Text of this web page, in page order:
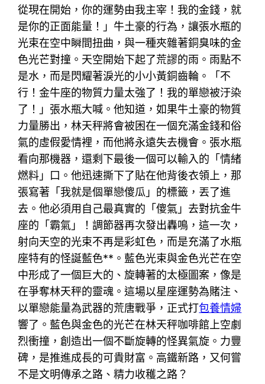
從現在開始，你的運勢由我主宰！我的金錢，就
是你的正面能量！」牛土豪的行為，讓張水瓶的
光束在空中瞬間扭曲，與一種夾雜著銅臭味的金
色光芒對撞。天空開始下起了荒謬的雨。雨點不
是水，而是閃耀著淚光的小小黃銅齒輪。「不
行！金牛座的物質力量太強了！我的單戀被汙染
了！」張水瓶大喊。他知道，如果牛土豪的物質
力量勝出，林天秤將會被困在一個充滿金錢和俗
氣的虛假愛情裡，而他將永遠失去機會。張水瓶
看向那機器，還剩下最後一個可以輸入的「情緒
燃料」口。他迅速撕下了貼在他背後衣領上，那
張寫著「我就是個單戀傻瓜」的標籤，丟了進
去。他必須用自己最真實的「傻氣」去對抗金牛
座的「霸氣」！調節器再次發出轟鳴，這一次，
射向天空的光束不再是彩虹色，而是充滿了水瓶
座特有的怪誕藍色**。藍色光束與金色光芒在空
中形成了一個巨大的、旋轉著的太極圖案，像是
在爭奪林天秤的靈魂。這場以星座運勢為賭注、
以單戀能量為武器的荒唐戰爭，正式打包養情婦
響了。藍色與金色的光芒在林天秤咖啡館上空劇
烈衝撞，創造出一個不斷旋轉的怪異氣旋。力豐
碑，是推進成長的可貴財富。高鐵新路，又何嘗
不是文明傳承之路、精力收穫之路？